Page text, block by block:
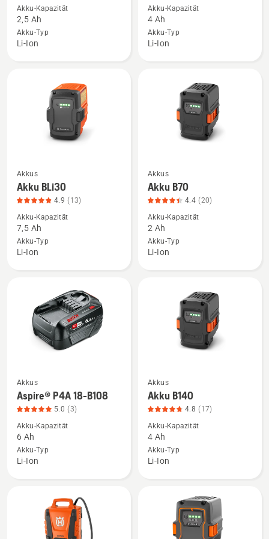
Aspire®
P4A
18-
Produktbewertung
Akku-Kapazität
2,5 Ah
Akku-Typ
Li-Ion
Aspire®
P4A
18-
Produktbewertung
Akku-Kapazität
4 Ah
Akku-Typ
Li-Ion
Mehr
Details
zu
Akku
BLi30
anzeigen,
Akkus
Akku BLi30
4.9 (13)
Akku-Kapazität
7,5 Ah
Akku-Typ
Li-Ion
Mehr
Details
zu
Akku
B70
anzeigen,
Akkus
Akku B70
4.4 (20)
Akku-Kapazität
2 Ah
Akku-Typ
Li-Ion
Mehr
Details
zu
Aspire®
P4A
18-
Produktbewertung
Akkus
Aspire® P4A 18-B108
5.0 (3)
Akku-Kapazität
6 Ah
Akku-Typ
Li-Ion
Mehr
Details
zu
Akku
B140
anzeigen,
Akkus
Akku B140
4.8 (17)
Akku-Kapazität
4 Ah
Akku-Typ
Li-Ion